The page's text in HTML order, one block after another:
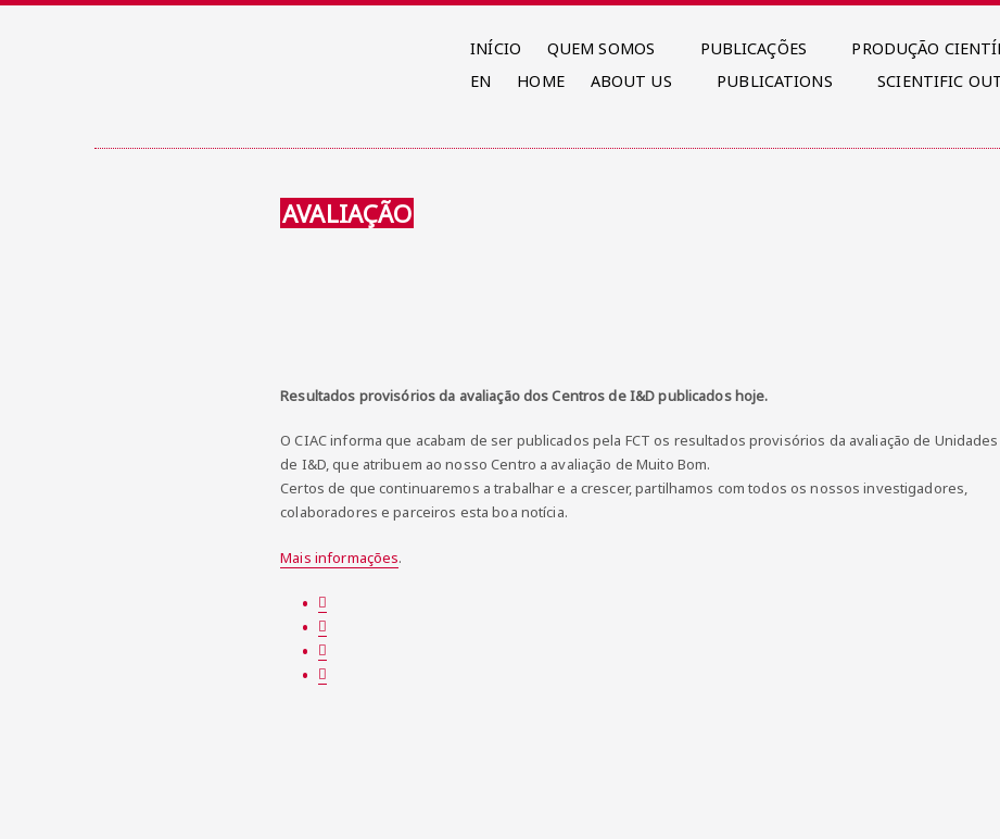
INÍCIO QUEM SOMOS PUBLICAÇÕES PRODUÇÃO
EN
HOME ABOUT US PUBLICATIONS SCIENTIFIC
AVALIAÇÃO
Resultados provisórios da avaliação dos Centros de I&D publicados hoje.
O CIAC informa que acabam de ser publicados pela FCT os resultados provisórios da avaliação de Unidades
de I&D, que atribuem ao nosso Centro a avaliação de Muito Bom.
Certos de que continuaremos a trabalhar e a crescer, partilhamos com todos os nossos investigadores,
colaboradores e parceiros esta boa notícia.
Mais informações.